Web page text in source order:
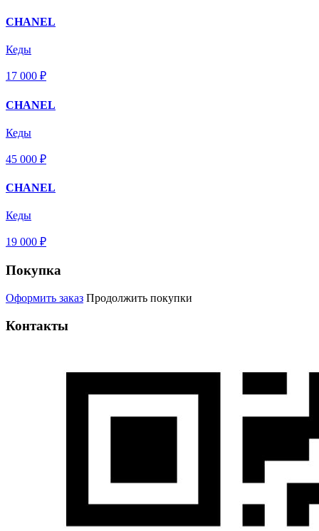
CHANEL
Кеды
17 000 ₽
CHANEL
Кеды
45 000 ₽
CHANEL
Кеды
19 000 ₽
Покупка
Оформить заказ Продолжить покупки
Контакты